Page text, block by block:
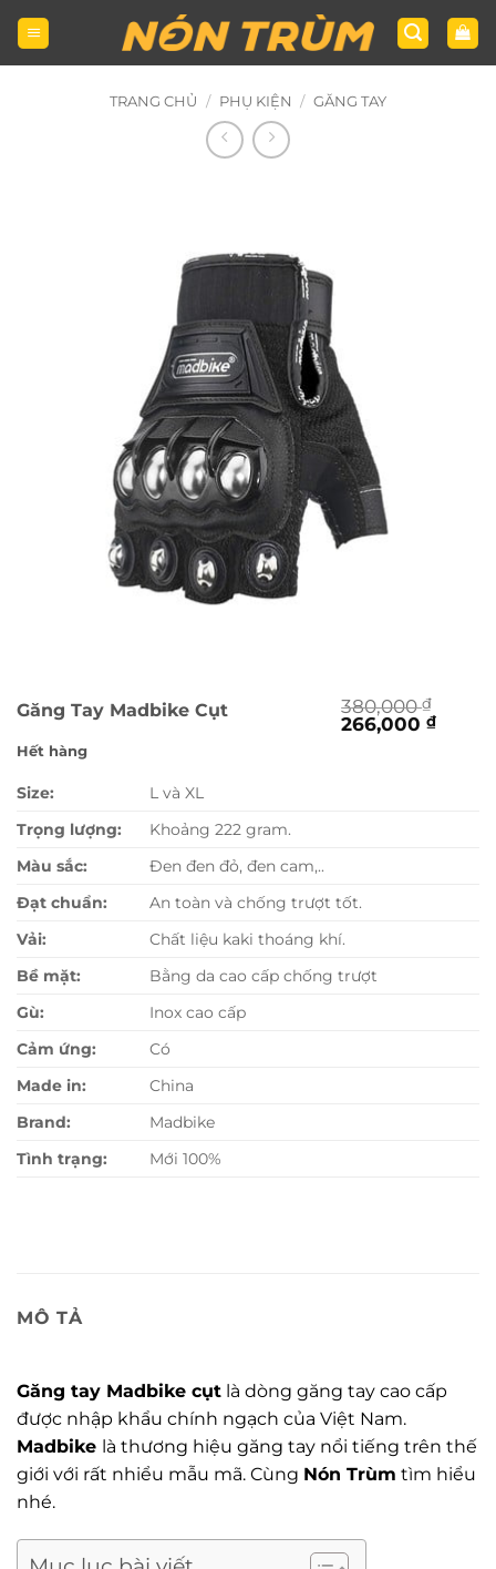
Bỏ
qua
nội
TRANG CHỦ / PHỤ KIỆN / GĂNG TAY
Găng Tay Madbike Cụt 380,000₫
Giá
266,000₫Giá
Hết hàng
Size:
L và XL
Trọng lượng:
Khoảng 222 gram.
Màu sắc:
Đen đen đỏ, đen cam,..
Đạt chuẩn:
An toàn và chống trượt tốt.
Vải:
Chất liệu kaki thoáng khí.
Bề mặt:
Bằng da cao cấp chống trượt
Gù:
Inox cao cấp
Cảm ứng:
Có
Made in:
China
Brand:
Madbike
Tình trạng:
Mới 100%
MÔ TẢ
Găng tay Madbike cụt là dòng găng tay cao cấp
được nhập khẩu chính ngạch của Việt Nam.
Madbike là thương hiệu găng tay nổi tiếng trên thế
giới với rất nhiểu mẫu mã. Cùng Nón Trùm tìm hiểu
nhé.